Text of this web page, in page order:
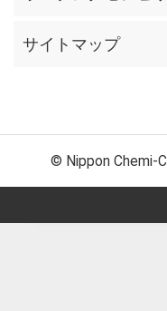
サイトマップ
© Nippon Chemi-